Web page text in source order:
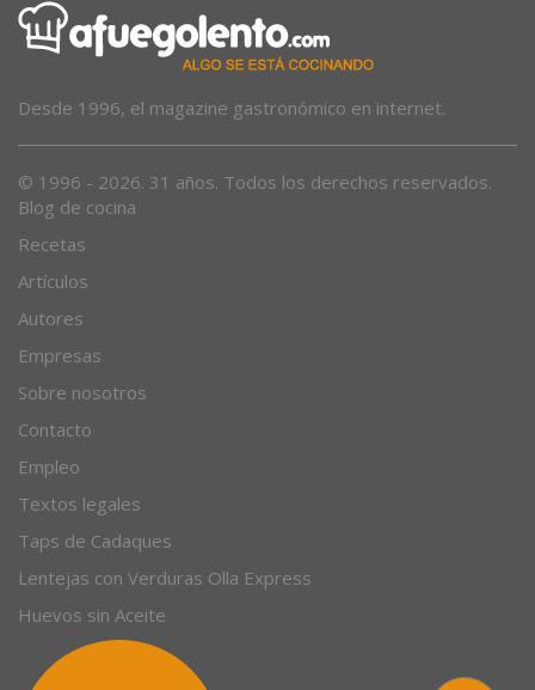
Desde 1996, el magazine gastronómico en internet.
© 1996 - 2026. 31 años. Todos los derechos reservados.
Blog de cocina
Recetas
Artículos
Autores
Empresas
Sobre nosotros
Contacto
Empleo
Textos legales
Taps de Cadaques
Lentejas con Verduras Olla Express
Huevos sin Aceite